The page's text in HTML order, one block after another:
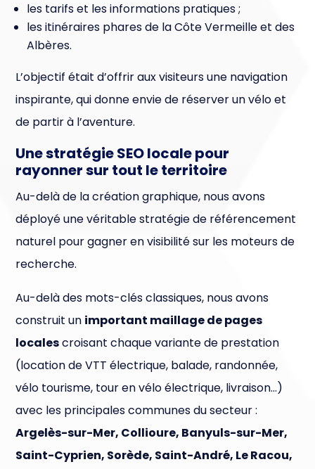
les tarifs et les informations pratiques ;
les itinéraires phares de la Côte Vermeille et des
Albères.
L’objectif était d’offrir aux visiteurs une navigation
inspirante, qui donne envie de réserver un vélo et
de partir à l’aventure.
Une stratégie SEO locale pour
rayonner sur tout le territoire
Au-delà de la création graphique, nous avons
déployé une véritable stratégie de référencement
naturel pour gagner en visibilité sur les moteurs de
recherche.
Au-delà des mots-clés classiques, nous avons
construit un important maillage de pages
localescroisant chaque variante de prestation
(location de VTT électrique, balade, randonnée,
vélo tourisme, tour en vélo électrique, livraison…)
avec les principales communes du secteur :
Argelès-sur-Mer, Collioure, Banyuls-sur-Mer,
Saint-Cyprien, Sorède, Saint-André, Le Racou,